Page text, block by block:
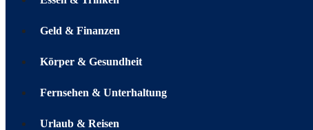
Geld & Finanzen
Körper & Gesundheit
Fernsehen & Unterhaltung
Urlaub & Reisen